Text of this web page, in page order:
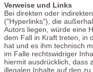
Verweise und Links
Bei direkten oder
("Hyperlinks"), die
Autors liegen, würde eine
dem Fall in Kraft treten, in
hat und es ihm technisch
im Falle rechtswidriger
hiermit ausdrücklich, dass
illegalen Inhalte auf den